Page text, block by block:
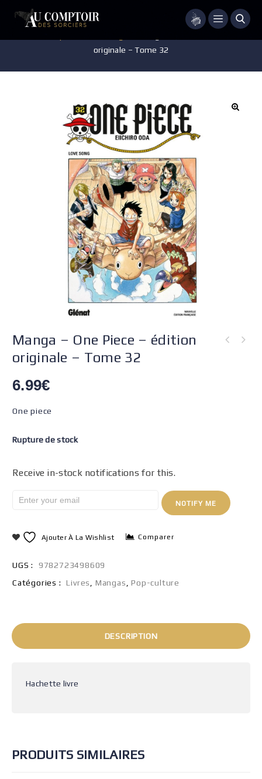
Menu
originale – Tome 32
Manga – One Piece – édition
originale – Tome 32
6.99€
One piece
Rupture de stock
Receive in-stock notifications for this.
NOTIFY ME
Ajouter À La Wishlist Comparer
UGS :
9782723498609
Catégories :
Livres Mangas ,Pop-culture
DESCRIPTION
Hachette livre
PRODUITS SIMILAIRES